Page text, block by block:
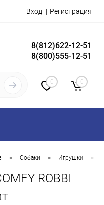
Вход Регистрация
8(812)622-12-51
8(800)555-12-51
0 0
• Собаки • Игрушки •
ROBBI